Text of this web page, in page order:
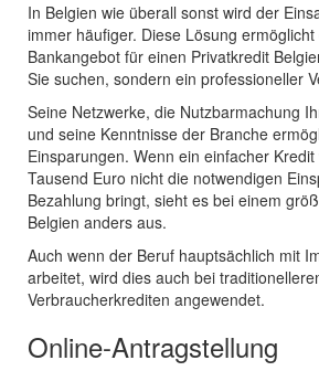
In Belgien wie überall sonst wird der
immer häufiger. Diese Lösung
Bankangebot für einen Privatkredit
Sie suchen, sondern ein professioneller
Seine Netzwerke, die Nutzbarmachung
und seine Kenntnisse der Branche
Einsparungen. Wenn ein einfacher
Tausend Euro nicht die notwendigen
Bezahlung bringt, sieht es bei einem
Belgien anders aus.
Auch wenn der Beruf hauptsächlich mit
arbeitet, wird dies auch bei
Verbraucherkrediten angewendet.
Online-Antragstellung